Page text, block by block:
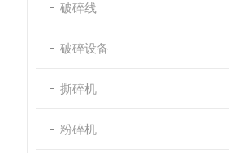
破碎线
破碎设备
撕碎机
粉碎机